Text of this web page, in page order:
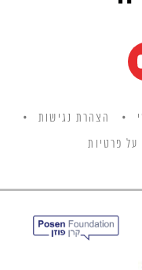
הצהרת נגישות
פרטיות